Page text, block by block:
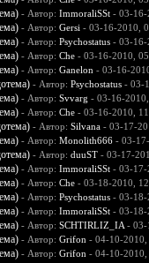
- Автор: ImmoraliSSt- 03-16-
- Автор: Gersi - 03-16-2010,
- Автор: Psychostatus- 03-16-
- Автор: Che- 03-16-2010,
- Автор: Ganelon - 03-16-
- Автор: Psychostatus- 03-
- Автор: Svvarg - 03-16-
- Автор: Che- 03-16-2010,
- Автор: Silvana- 03-17-
- Автор: Monolith666- 03-17-
- Автор: duuST- 03-17-
- Автор: ImmoraliSSt- 03-17-
- Автор: Che- 03-18-2010,
- Автор: Psychostatus- 03-18-
- Автор: ImmoraliSSt- 03-18-
- Автор: SCHTIRLIZ_IA- 03-
- Автор: Grifon - 04-10-2010,
- Автор: Grifon - 04-10-2010,